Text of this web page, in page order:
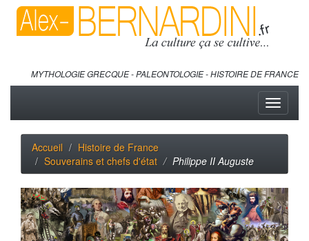
MYTHOLOGIE GRECQUE - PALEONTOLOGIE - HISTOIRE DE FRANCE
Toggle
Accueil
Histoire de France
Souverains et chefs d'état
Philippe II Auguste